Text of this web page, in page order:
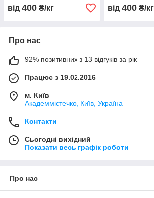
від 400 ₴/кг від 400₴/кг
Про нас
92% позитивних з 13 відгуків за рік
Працює з 19.02.2016
м. Київ
Академмістечко, Київ, Україна
Контакти
Сьогодні вихідний
Показати весь графік роботи
Про нас